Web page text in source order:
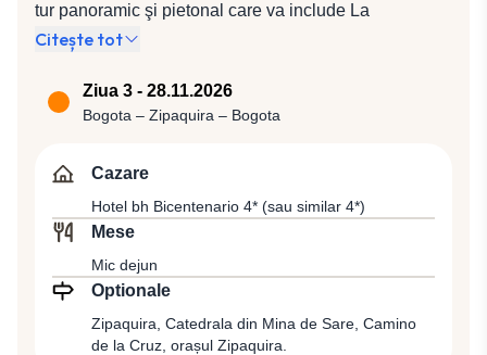
tur panoramic şi pietonal care va include La
Candelaria, partea veche a oraşului, cu parcuri
cu ferestre din oţel şi uşi solide din lemn. Vom ajunge
în Piaţa Bolivar, dominată de statuia lui Simon Bolivar,
precum Palatul Narino, sediul președintelui
Casa de los Comuneros, Capitoliul, sediul
congresului columbian şi Biserica del Carmen. Vom
vizita în continuare Muzeul Botero, care adăposteşte
sculpturi şi tablouri ale artistului, precum şi lucrări ale
altor artişti, cum ar fi Pablo Picasso, Miro, Degas
Edgar sau Claude Monet. Vom vizita Muzeul Aurului,
Citește tot
Ziua 3 - 28.11.2026
Bogota – Zipaquira – Bogota
Cazare
Hotel bh Bicentenario 4* (sau similar 4*)
Mese
Mic dejun
Optionale
Zipaquira, Catedrala din Mina de Sare, Camino
de la Cruz, orașul Zipaquira.